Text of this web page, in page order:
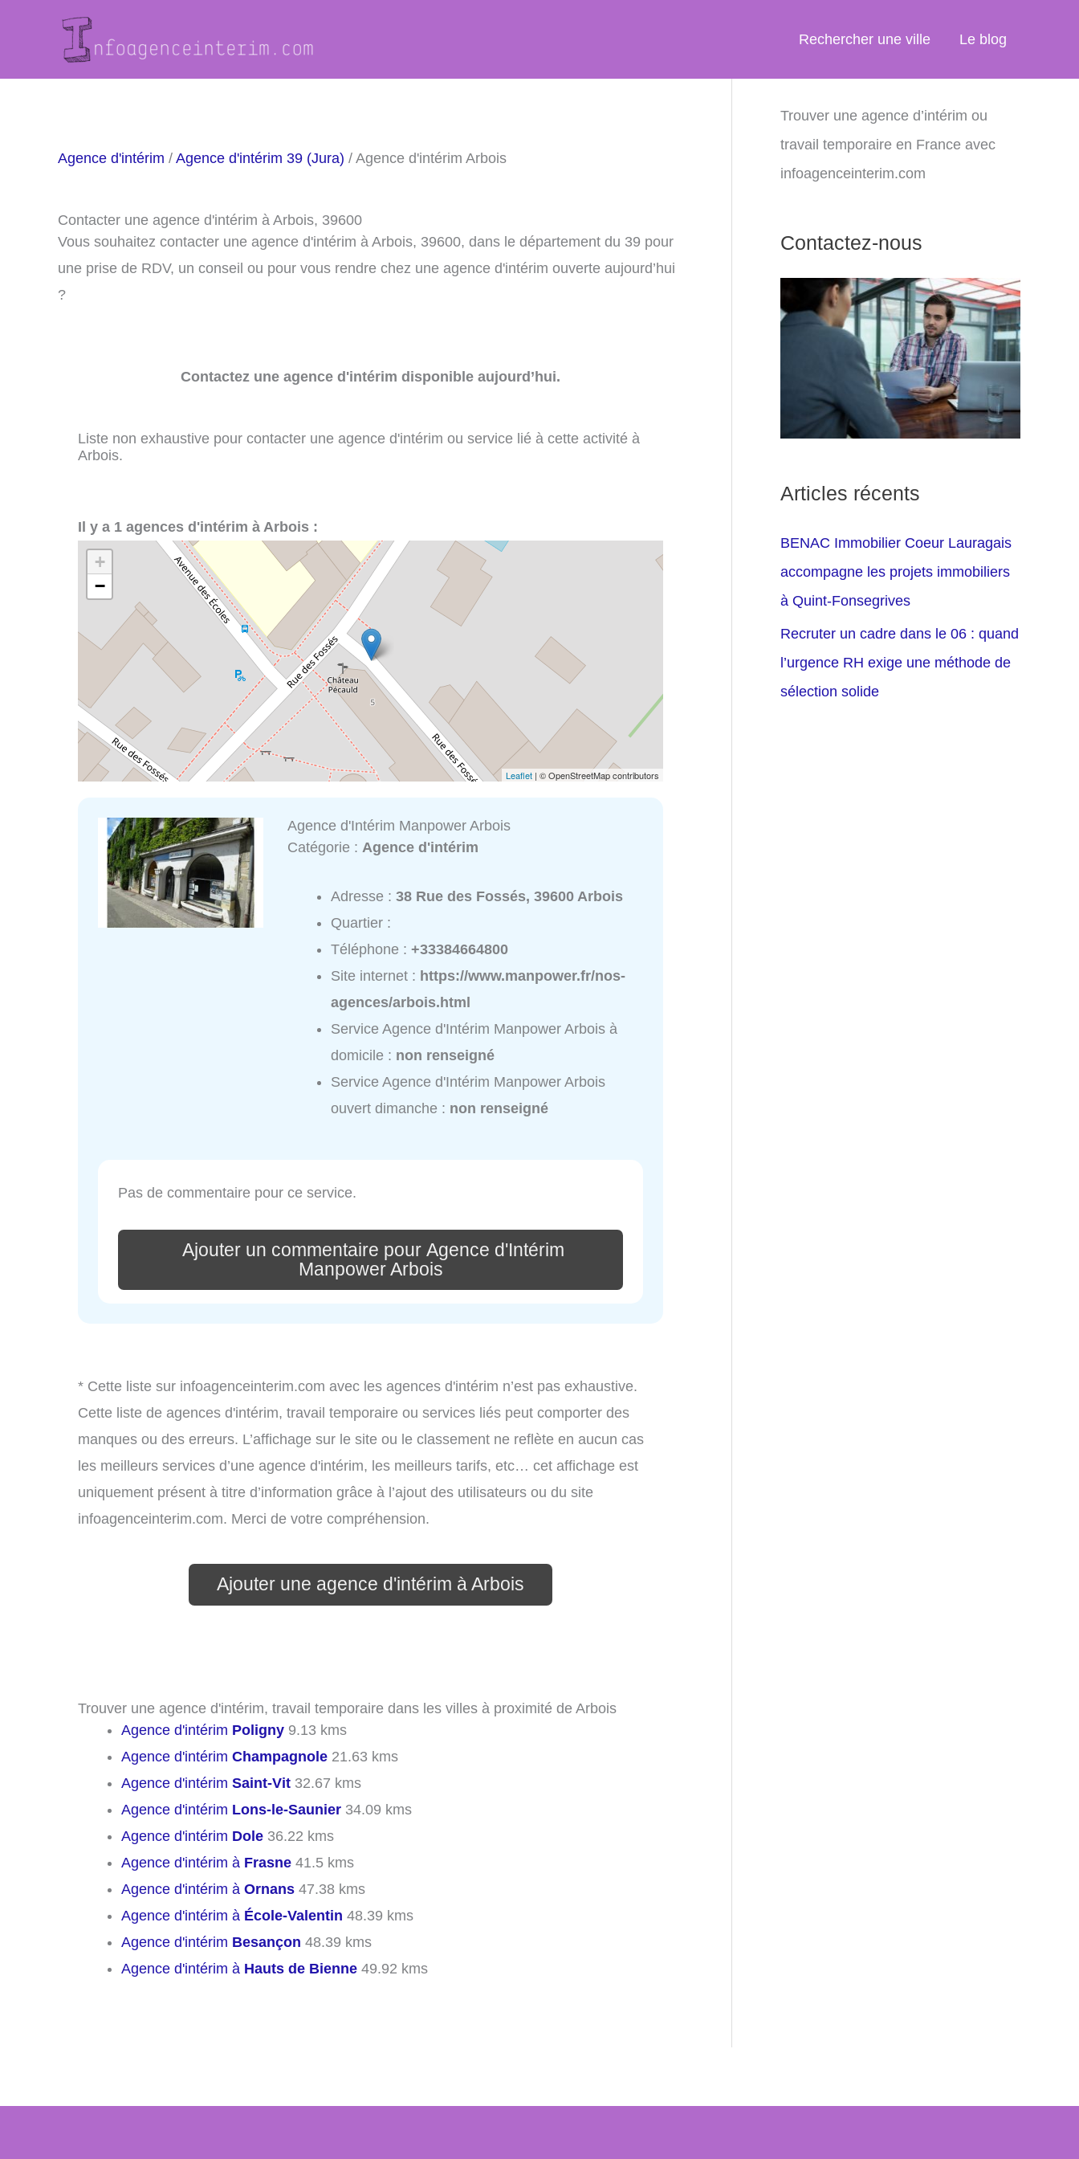
Rechercher une ville Le blog
Agence d'intérim / Agence d'intérim 39 (Jura) / Agence d'intérim Arbois
Contacter une agence d'intérim à Arbois, 39600
Vous souhaitez contacter une agence d'intérim à Arbois, 39600, dans le département du 39 pour
une prise de RDV, un conseil ou pour vous rendre chez une agence d'intérim ouverte aujourd’hui
?
Contactez une agence d'intérim disponible aujourd’hui.
Liste non exhaustive pour contacter une agence d'intérim ou service lié à cette activité à
Arbois.
Il y a 1 agences d'intérim à Arbois :
+
−
Leaflet | © OpenStreetMap contributors
Agence d'Intérim Manpower Arbois
Catégorie : Agence d'intérim
Adresse :38 Rue des Fossés, 39600 Arbois
Quartier :
Téléphone :+33384664800
Site internet : https://www.manpower.fr/nos-
agences/arbois.html
Service Agence d'Intérim Manpower Arbois à
domicile : non renseigné
Service Agence d'Intérim Manpower Arbois
ouvert dimanche : non renseigné
Pas de commentaire pour ce service.
Ajouter un commentaire pour Agence d'Intérim
Manpower Arbois
* Cette liste sur infoagenceinterim.com avec les agences d'intérim n’est pas exhaustive.
Cette liste de agences d'intérim, travail temporaire ou services liés peut comporter des
manques ou des erreurs. L’affichage sur le site ou le classement ne reflète en aucun cas
les meilleurs services d’une agence d'intérim, les meilleurs tarifs, etc… cet affichage est
uniquement présent à titre d’information grâce à l’ajout des utilisateurs ou du site
infoagenceinterim.com. Merci de votre compréhension.
Ajouter une agence d'intérim à Arbois
Trouver une agence d'intérim, travail temporaire dans les villes à proximité de Arbois
Agence d'intérim Poligny 9.13 kms
Agence d'intérim Champagnole 21.63 kms
Agence d'intérim Saint-Vit 32.67 kms
Agence d'intérim Lons-le-Saunier 34.09 kms
Agence d'intérim Dole 36.22 kms
Agence d'intérim à Frasne 41.5 kms
Agence d'intérim à Ornans 47.38 kms
Agence d'intérim à École-Valentin 48.39 kms
Agence d'intérim Besançon 48.39 kms
Agence d'intérim à Hauts de Bienne 49.92 kms
Trouver une agence d’intérim ou
travail temporaire en France avec
infoagenceinterim.com
Contactez-nous
Articles récents
BENAC Immobilier Coeur Lauragais
accompagne les projets immobiliers
à Quint-Fonsegrives
Recruter un cadre dans le 06 : quand
l’urgence RH exige une méthode de
sélection solide